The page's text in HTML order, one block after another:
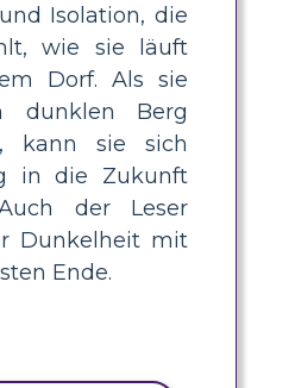
Isolation, die
wie sie läuft
Dorf. Als sie
dunklen Berg
kann sie sich
in die Zukunft
der Leser
Dunkelheit mit
Ende.